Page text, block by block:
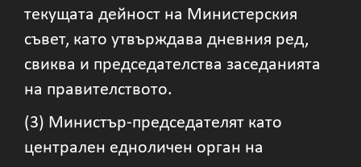
текущата дейност на Министерския
съвет, като утвърждава дневния ред,
свиква и председателства заседанията
на правителството.
(3) Министър-председателят като
централен едноличен орган на